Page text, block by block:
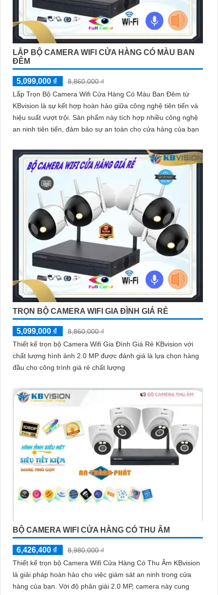
LẮP BỘ CAMERA WIFI CỬA HÀNG CÓ MÀU BAN
ĐÊM
5,099,000 ₫
8,860,000 ₫
Lắp Trọn Bộ Camera Wifi Cửa Hàng Có Màu Ban Đêm từ
KBvision là sự kết hợp hoàn hảo giữa công nghệ tiên tiến và
hiệu suất vượt trội. Sản phẩm này tích hợp nhiều công nghệ
an ninh tiên tiến, đảm bảo sự an toàn cho cửa hàng của bạn
TRỌN BỘ CAMERA WIFI GIA ĐÌNH GIÁ RẺ
5,099,000 ₫
8,860,000 ₫
Thiết kế trọn bộ Camera Wifi Gia Đình Giá Rẻ KBvision với
chất lượng hình ảnh 2.0 MP được đánh giá là lựa chọn hàng
đầu cho công trình giá rẻ chất lượng
BỘ CAMERA WIFI CỬA HÀNG CÓ THU ÂM
6,426,400 ₫
8,980,000 ₫
Thiết kế trọn bộ Camera Wifi Cửa Hàng Có Thu Âm KBvision
là giải pháp hoàn hảo cho việc giám sát an ninh trong cửa
hàng của bạn. Với độ phân giải 2.0 MP, camera này cung